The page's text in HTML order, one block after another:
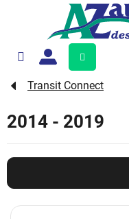
Nákupní
košík
Transit Connect
2014 - 2019
V